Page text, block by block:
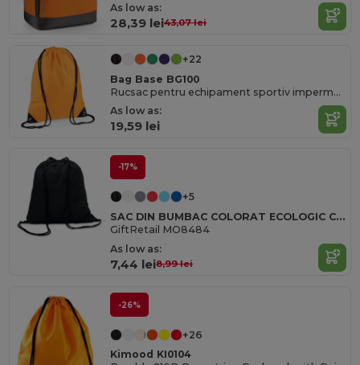
As low as:
28,39 lei43,07 lei
+22
Bag Base BG100
Rucsac pentru echipament sportiv impermeabil și personalizabil
As low as:
19,59 lei
-17%
+5
SAC DIN BUMBAC COLORAT ECOLOGIC CU ȘNUR 100gr/m² 37x41CM
GiftRetail MO8484
As low as:
7,44 lei8,99 lei
-26%
+26
Kimood KI0104